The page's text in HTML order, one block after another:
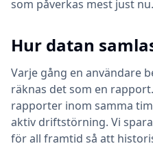
som påverkas mest just nu.
Hur datan
Varje gång en användare
räknas det som en
rapporter inom samma
aktiv driftstörning. Vi
för all framtid så att